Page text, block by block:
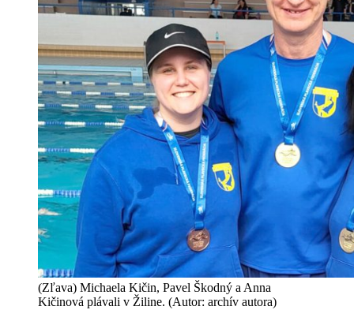
(Zľava) Michaela Kičin, Pavel Škodný a Anna
Kičinová plávali v Žiline. (Autor: archív autora)